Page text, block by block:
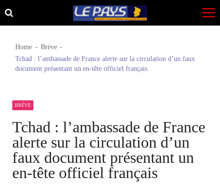
Skip
to
Skip
to
Home
Brève
Tchad : l’ambassade de France alerte sur la circulation d’un faux
document présentant un en-tête officiel français
BRÈVE
Tchad : l’ambassade de France
alerte sur la circulation d’un
faux document présentant un
en-tête officiel français